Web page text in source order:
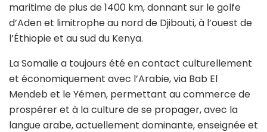
maritime de plus de 1400 km, donnant sur le golfe
d’Aden et limitrophe au nord de Djibouti, à l’ouest de
l’Éthiopie et au sud du Kenya.
La Somalie a toujours été en contact culturellement
et économiquement avec l’Arabie, via Bab El
Mendeb et le Yémen, permettant au commerce de
prospérer et à la culture de se propager, avec la
langue arabe, actuellement dominante, enseignée et